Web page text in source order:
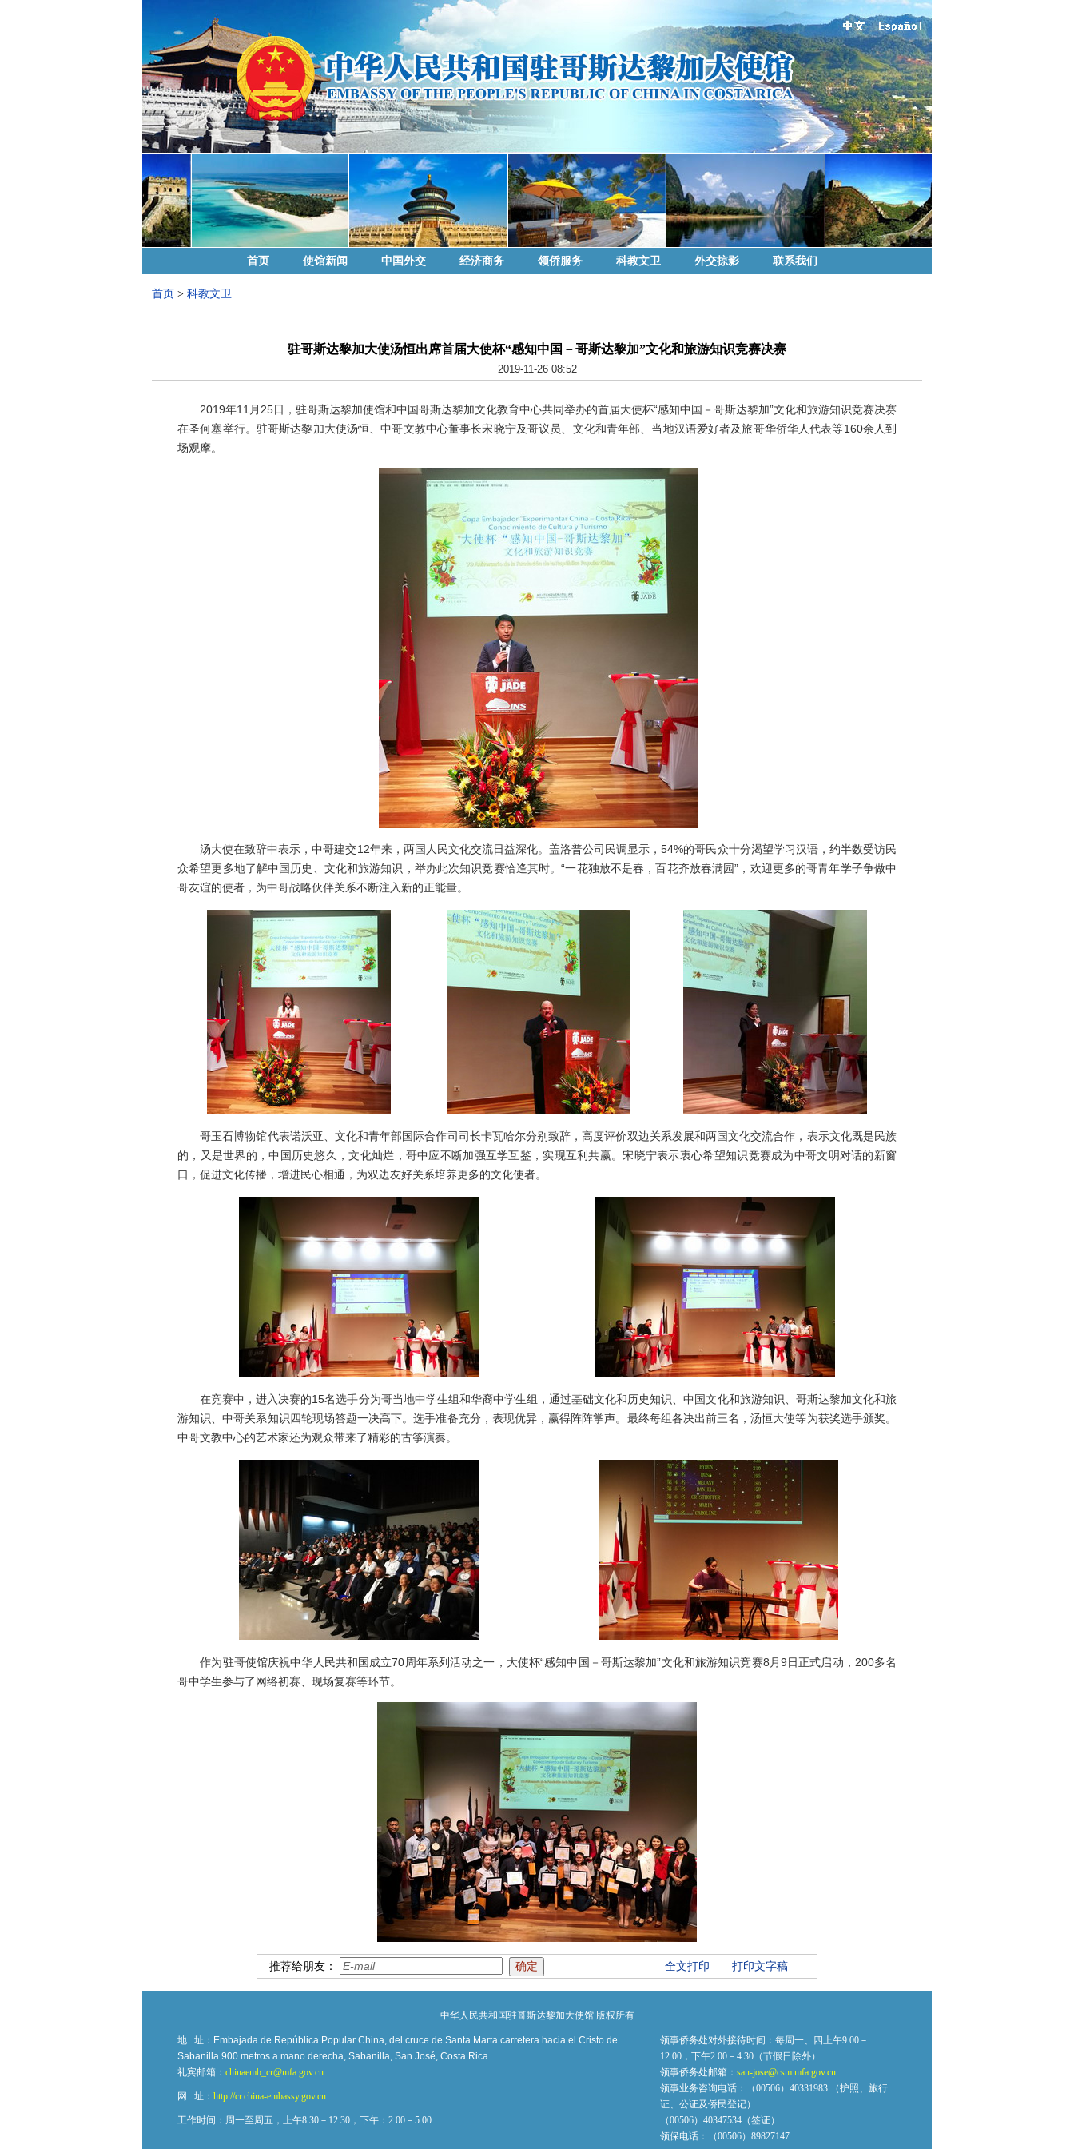
首页 使馆新闻 中国外交 经济商务 领侨服务 科教文卫 外交掠影 联系我们
首页 > 科教文卫
驻哥斯达黎加大使汤恒出席首届大使杯“感知中国－哥斯达黎加”文化和旅游知识竞赛决赛
2019-11-26 08:52
2019年11月25日，驻哥斯达黎加使馆和中国哥斯达黎加文化教育中心共同举办的首届大使杯“感知中国－哥斯达黎加”文化和旅游知识竞赛决赛
在圣何塞举行。驻哥斯达黎加大使汤恒、中哥文教中心董事长宋晓宁及哥议员、文化和青年部、当地汉语爱好者及旅哥华侨华人代表等160余人到
场观摩。
汤大使在致辞中表示，中哥建交12年来，两国人民文化交流日益深化。盖洛普公司民调显示，54%的哥民众十分渴望学习汉语，约半数受访民
众希望更多地了解中国历史、文化和旅游知识，举办此次知识竞赛恰逢其时。“一花独放不是春，百花齐放春满园”，欢迎更多的哥青年学子争做中
哥友谊的使者，为中哥战略伙伴关系不断注入新的正能量。
哥玉石博物馆代表诺沃亚、文化和青年部国际合作司司长卡瓦哈尔分别致辞，高度评价双边关系发展和两国文化交流合作，表示文化既是民族
的，又是世界的，中国历史悠久，文化灿烂，哥中应不断加强互学互鉴，实现互利共赢。宋晓宁表示衷心希望知识竞赛成为中哥文明对话的新窗
口，促进文化传播，增进民心相通，为双边友好关系培养更多的文化使者。
在竞赛中，进入决赛的15名选手分为哥当地中学生组和华裔中学生组，通过基础文化和历史知识、中国文化和旅游知识、哥斯达黎加文化和旅
游知识、中哥关系知识四轮现场答题一决高下。选手准备充分，表现优异，赢得阵阵掌声。最终每组各决出前三名，汤恒大使等为获奖选手颁奖。
中哥文教中心的艺术家还为观众带来了精彩的古筝演奏。
作为驻哥使馆庆祝中华人民共和国成立70周年系列活动之一，大使杯“感知中国－哥斯达黎加”文化和旅游知识竞赛8月9日正式启动，200多名
哥中学生参与了网络初赛、现场复赛等环节。
推荐给朋友： 全文打印 打印文字稿
中华人民共和国驻哥斯达黎加大使馆 版权所有
地 址： Embajada de República Popular China, del cruce de Santa Marta carretera hacia el Cristo de
Sabanilla 900 metros a mano derecha, Sabanilla, San José, Costa Rica
领事侨务处对外接待时间：每周一、四上午9:00－
12:00，下午2:00－4:30（节假日除外）
礼宾邮箱： chinaemb_cr@mfa.gov.cn 领事侨务处邮箱： san-jose@csm.mfa.gov.cn
网 址： http://cr.china-embassy.gov.cn
领事业务咨询电话：（00506）40331983 （护照、旅行
证、公证及侨民登记）
工作时间：周一至周五，上午8:30－12:30，下午：2:00－5:00
（00506）40347534（签证）
领保电话：（00506）89827147